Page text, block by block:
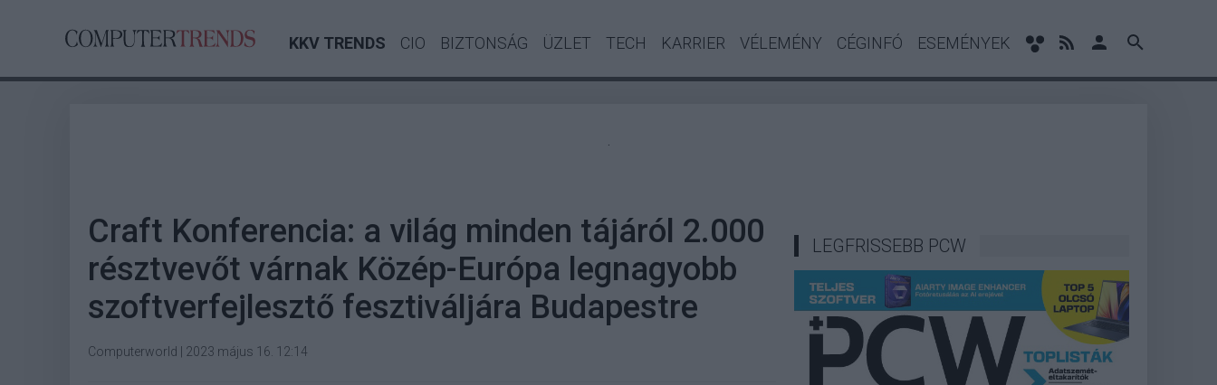
KKV TRENDS CIO BIZTONSÁG ÜZLET TECH KARRIER VÉLEMÉNY CÉGINFÓ ESEMÉNYEK
Craft Konferencia: a világ minden tájáról 2.000
résztvevőt várnak Közép-Európa legnagyobb
szoftverfejlesztő fesztiváljára Budapestre
Computerworld 2023 május 16. 12:14
LEGFRISSEBB PCW